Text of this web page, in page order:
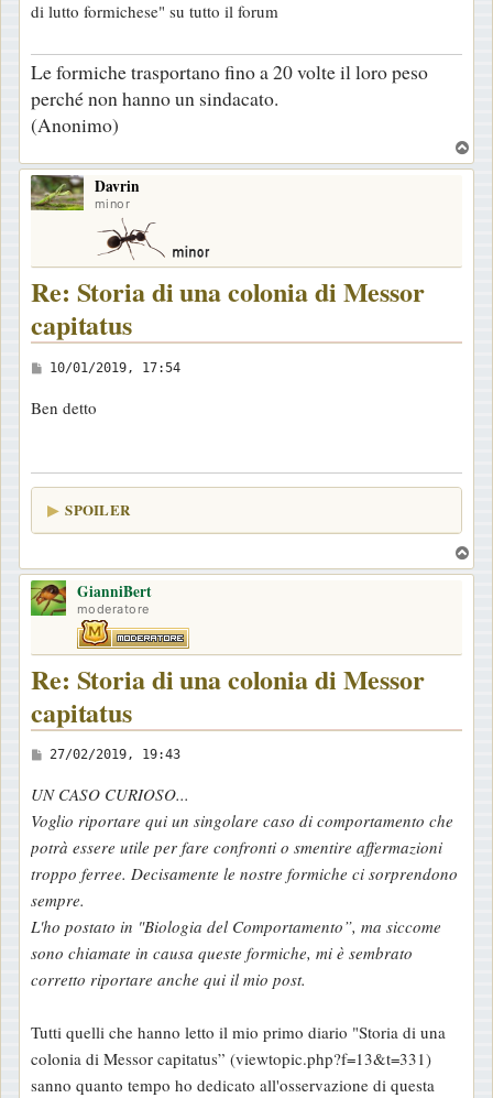
s
g
g
i
di lutto formichese" su tutto il forum
Le formiche trasportano fino a 20 volte il loro peso
perché non hanno un sindacato.
(Anonimo)
o
Davrin
minor
Re: Storia di una colonia di Messor
capitatus
M
s
a
g
o
10/01/2019, 17:54
Ben detto
SPOILER
o
GianniBert
moderatore
Re: Storia di una colonia di Messor
capitatus
M
s
s
a
g
g
i
o
27/02/2019, 19:43
UN CASO CURIOSO...
Voglio riportare qui un singolare caso di comportamento che
potrà essere utile per fare confronti o smentire affermazioni
troppo ferree. Decisamente le nostre formiche ci sorprendono
sempre.
L'ho postato in "Biologia del Comportamento”, ma siccome
sono chiamate in causa queste formiche, mi è sembrato
corretto riportare anche qui il mio post.
Tutti quelli che hanno letto il mio primo diario "Storia di una
colonia di Messor capitatus” (viewtopic.php?f=13&t=331)
sanno quanto tempo ho dedicato all'osservazione di questa